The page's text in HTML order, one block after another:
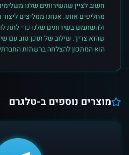
חשוב לציין שהשירותים שלנו
מחליפים אותו. אנחנו ממליצים ליצור
ולהשתמש בשירותים שלנו כדי לתת
שהוא צריך. שילוב של תוכן טוב עם
הוא המתכון להצלחה ברשתות
מוצרים נוספים ב-טלגרם